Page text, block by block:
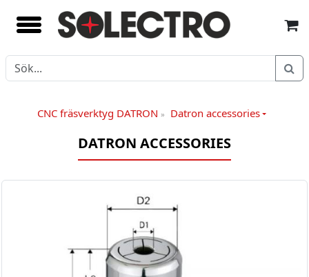
CNC fräsverktyg DATRON» Datron accessories
DATRON ACCESSORIES